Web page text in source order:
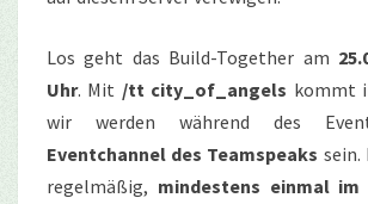
Los geht das Build-Together am
Uhr. Mit /tt city_of_angels kommt
wir
werden während des
Eventchannel des Teamspeaks sein.
regelmäßig, mindestens einmal im